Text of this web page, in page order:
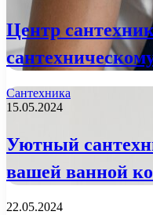
Центр
Сантехника
15.05.2024
Уютный
вашей ванной
22.05.2024